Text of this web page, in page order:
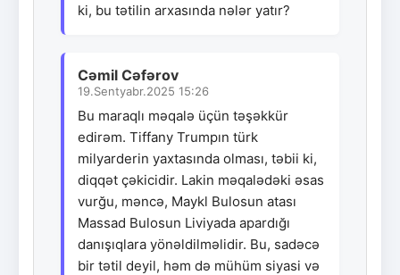
ki, bu tətilin arxasında nələr yatır?
Cəmil Cəfərov
19.Sentyabr.2025 15:26
Bu maraqlı məqalə üçün təşəkkür
edirəm. Tiffany Trumpın türk
milyarderin yaxtasında olması, təbii ki,
diqqət çəkicidir. Lakin məqalədəki əsas
vurğu, məncə, Maykl Bulosun atası
Massad Bulosun Liviyada apardığı
danışıqlara yönəldilməlidir. Bu, sadəcə
bir tətil deyil, həm də mühüm siyasi və